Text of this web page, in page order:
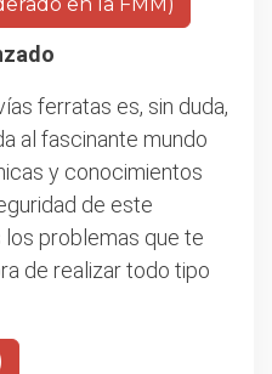
ferratas es, sin duda,
al fascinante mundo
y conocimientos
de este
problemas que te
de realizar todo tipo